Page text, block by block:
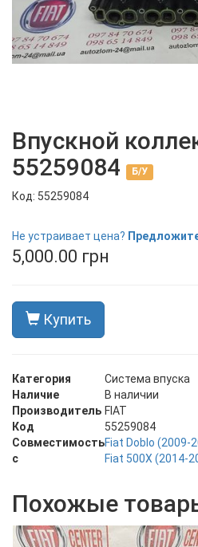
Впускной
55259084
Б/У
Код: 55259084
Не устраивает цена?
5,000.00 грн
Купить
Категория
Система впуска
Наличие
В наличии
Производитель FIAT
Код
55259084
Совместимость
с
Fiat Doblo (2009-
Fiat 500X (2014-
Похожые